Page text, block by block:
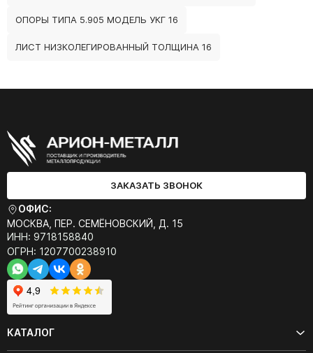
ОПОРЫ ТИПА 5.905 МОДЕЛЬ УКГ 16
ЛИСТ НИЗКОЛЕГИРОВАННЫЙ ТОЛЩИНА 16
ЗАКАЗАТЬ ЗВОНОК
ОФИС:
МОСКВА, ПЕР. СЕМЁНОВСКИЙ, Д. 15
ИНН: 9718158840
ОГРН: 1207700238910
КАТАЛОГ